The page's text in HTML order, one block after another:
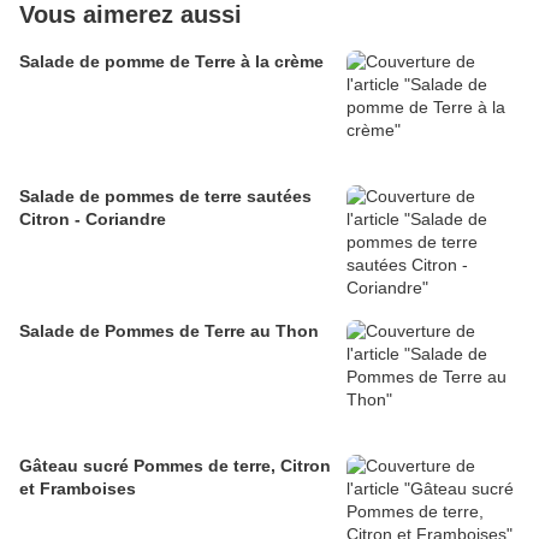
Vous aimerez aussi
Salade de pomme de Terre à la crème
Salade de pommes de terre sautées
Citron - Coriandre
Salade de Pommes de Terre au Thon
Gâteau sucré Pommes de terre, Citron
et Framboises